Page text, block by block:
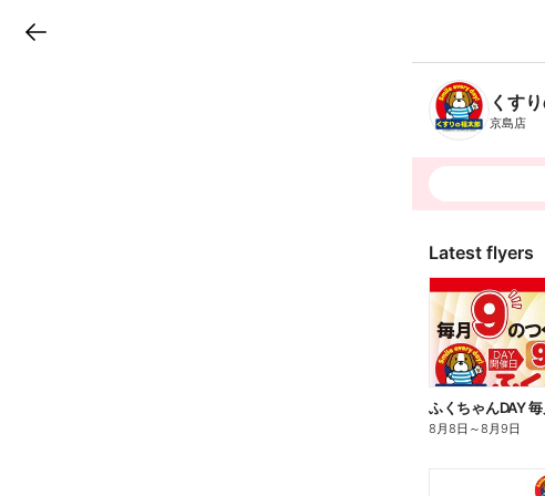
B
n
h
T
くす
京島店
Latest flyers
ふくちゃんDAY
8月8日 ～8月9日